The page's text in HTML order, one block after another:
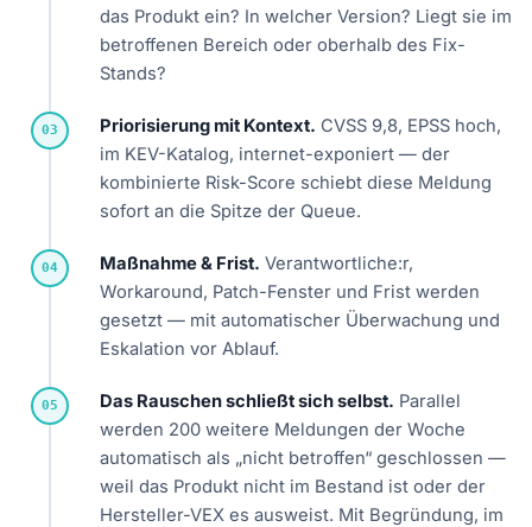
das Produkt ein? In welcher Version? Liegt sie im
betroffenen Bereich oder oberhalb des Fix-
Stands?
03 Priorisierung mit Kontext. CVSS 9,8, EPSS hoch,
im KEV-Katalog, internet-exponiert — der
kombinierte Risk-Score schiebt diese Meldung
sofort an die Spitze der Queue.
04 Maßnahme & Frist. Verantwortliche:r,
Workaround, Patch-Fenster und Frist werden
gesetzt — mit automatischer Überwachung und
Eskalation vor Ablauf.
05 Das Rauschen schließt sich selbst. Parallel
werden 200 weitere Meldungen der Woche
automatisch als „nicht betroffen“ geschlossen —
weil das Produkt nicht im Bestand ist oder der
Hersteller-VEX es ausweist. Mit Begründung, im